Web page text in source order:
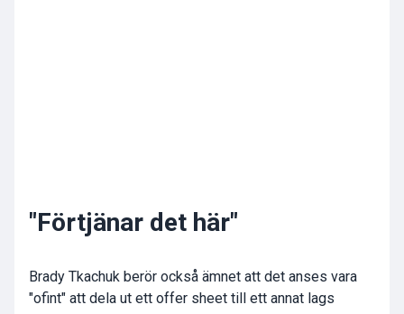
"Förtjänar det här"
Brady Tkachuk berör också ämnet att det anses vara
"ofint" att dela ut ett offer sheet till ett annat lags